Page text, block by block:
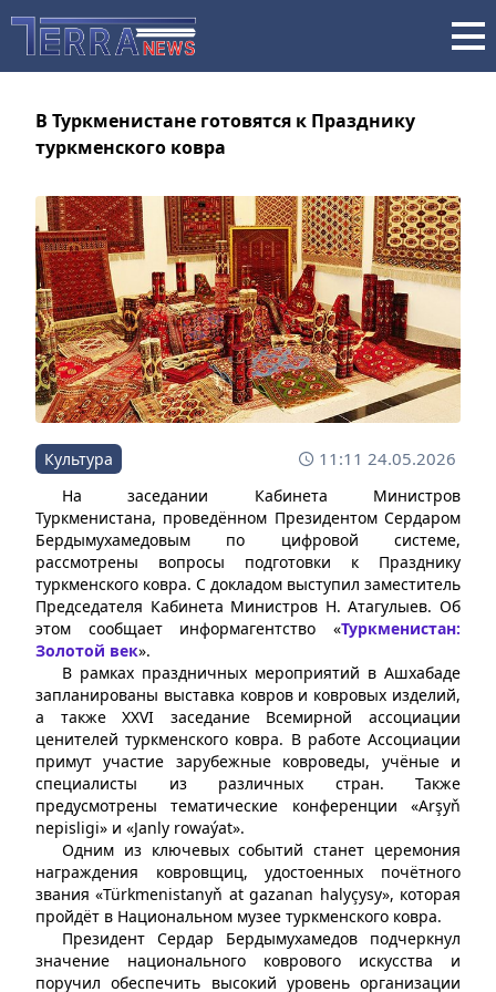
В Туркменистане готовятся к Празднику
туркменского ковра
Культура 11:11 24.05.2026
На заседании Кабинета Министров
Туркменистана, проведённом Президентом Сердаром
Бердымухамедовым по цифровой системе,
рассмотрены вопросы подготовки к Празднику
туркменского ковра. С докладом выступил заместитель
Председателя Кабинета Министров Н. Атагулыев. Об
этом сообщает информагентство «Туркменистан:
Золотой век».
В рамках праздничных мероприятий в Ашхабаде
запланированы выставка ковров и ковровых изделий,
а также XXVI заседание Всемирной ассоциации
ценителей туркменского ковра. В работе Ассоциации
примут участие зарубежные ковроведы, учёные и
специалисты из различных стран. Также
предусмотрены тематические конференции «Arşyň
nepisligi» и «Janly rowaýat».
Одним из ключевых событий станет церемония
награждения ковровщиц, удостоенных почётного
звания «Türkmenistanyň at gazanan halyçysy», которая
пройдёт в Национальном музее туркменского ковра.
Президент Сердар Бердымухамедов подчеркнул
значение национального коврового искусства и
поручил обеспечить высокий уровень организации